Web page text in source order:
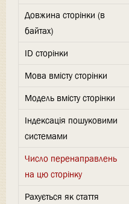
Довжина сторінки (в
байтах)
ID сторінки
Мова вмісту сторінки
Модель вмісту сторінки
Індексація пошуковими
системами
Число перенаправлень
на цю сторінку
Рахується як стаття